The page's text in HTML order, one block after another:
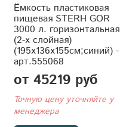
Ёмкость пластиковая
пищевая STERH GOR
3000 л. горизонтальная
(2-x слойная)
(195x136x155см;синий) -
арт.555068
от 45219 руб
Точную цену уточняйте у
менеджера